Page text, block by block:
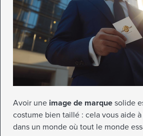
Avoir une image de marque solide
costume bien taillé : cela vous aide
dans un monde où tout le monde